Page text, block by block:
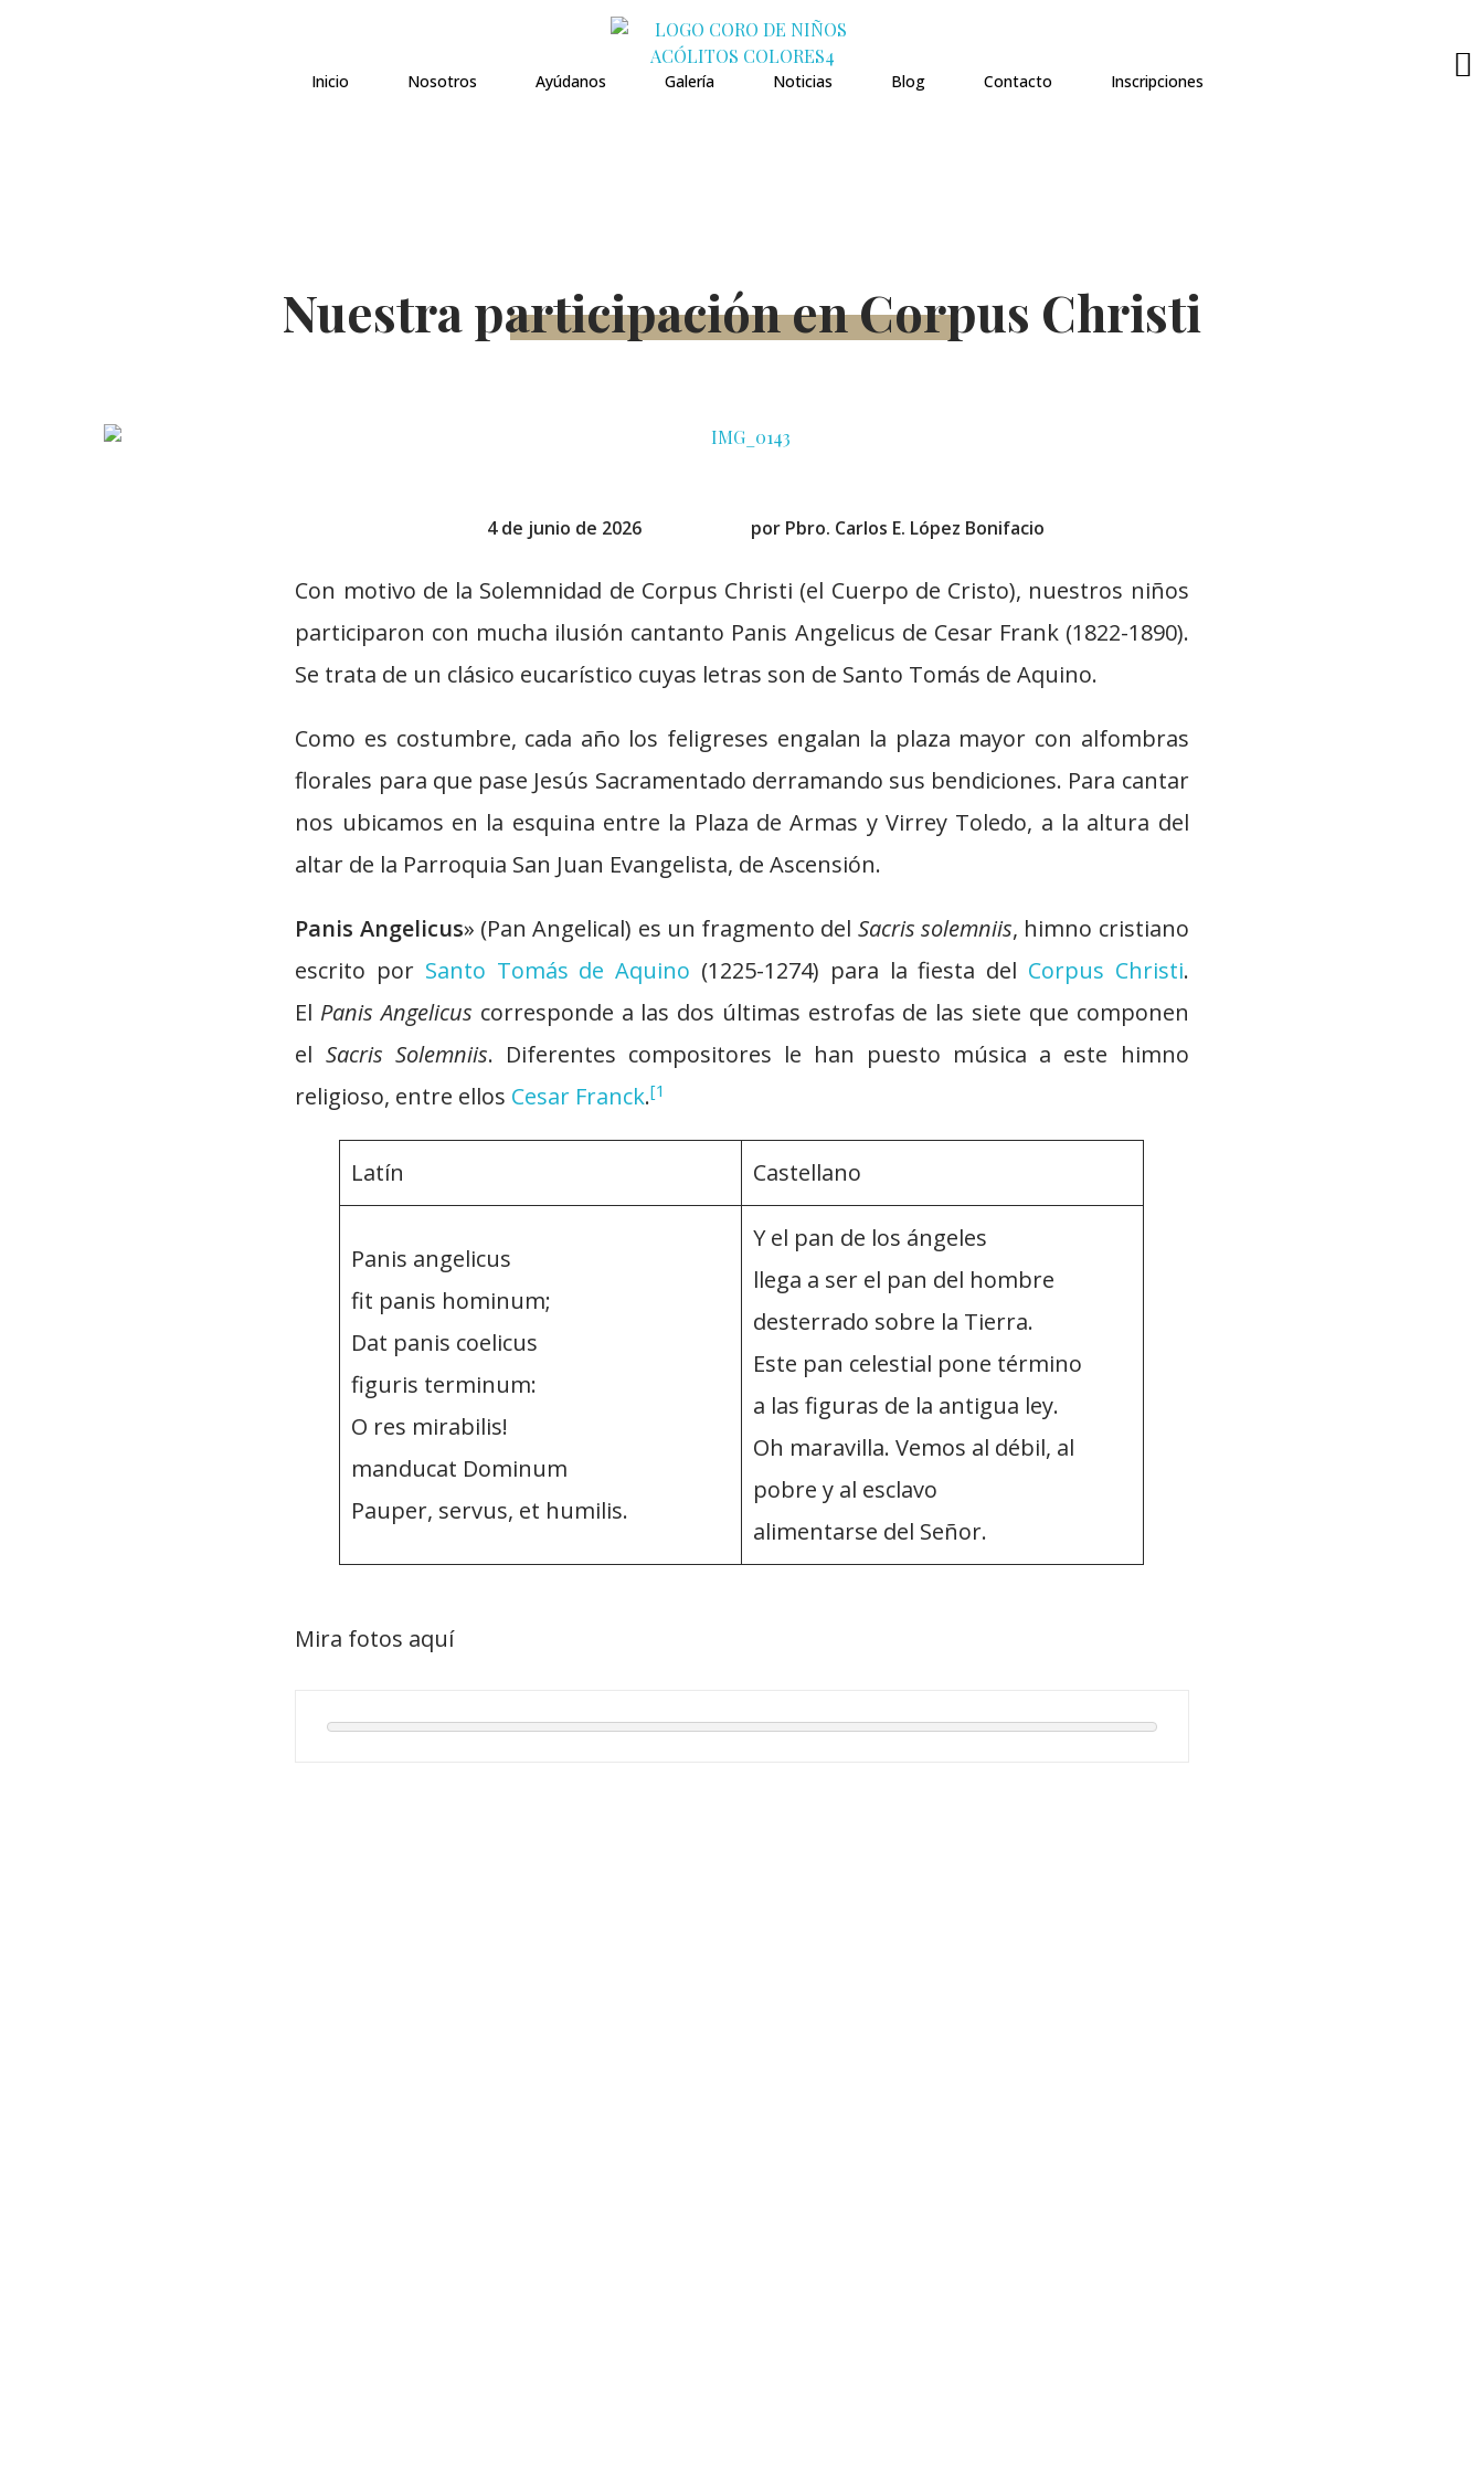
Inicio Nosotros Ayúdanos Galería Noticias Blog Contacto Inscripciones
Nuestra participación en Corpus Christi
4 de junio de 2026 por Pbro. Carlos E. López Bonifacio
Con motivo de la Solemnidad de Corpus Christi (el Cuerpo de Cristo), nuestros niños
participaron con mucha ilusión cantanto Panis Angelicus de Cesar Frank (1822-1890).
Se trata de un clásico eucarístico cuyas letras son de Santo Tomás de Aquino.
Como es costumbre, cada año los feligreses engalan la plaza mayor con alfombras
florales para que pase Jesús Sacramentado derramando sus bendiciones. Para cantar
nos ubicamos en la esquina entre la Plaza de Armas y Virrey Toledo, a la altura del
altar de la Parroquia San Juan Evangelista, de Ascensión.
Panis Angelicus» (Pan Angelical) es un fragmento del Sacris solemniis, himno cristiano
escrito por Santo Tomás de Aquino (1225-1274) para la fiesta del Corpus Christi.
El Panis Angelicus corresponde a las dos últimas estrofas de las siete que componen
el Sacris Solemniis. Diferentes compositores le han puesto música a este himno
religioso, entre ellos Cesar Franck.[1
Latín Castellano
Panis angelicus
fit panis hominum;
Dat panis coelicus
figuris terminum:
O res mirabilis!
manducat Dominum
Pauper, servus, et humilis.
Y el pan de los ángeles
llega a ser el pan del hombre
desterrado sobre la Tierra.
Este pan celestial pone término
a las figuras de la antigua ley.
Oh maravilla. Vemos al débil, al
pobre y al esclavo
alimentarse del Señor.
Mira fotos aquí